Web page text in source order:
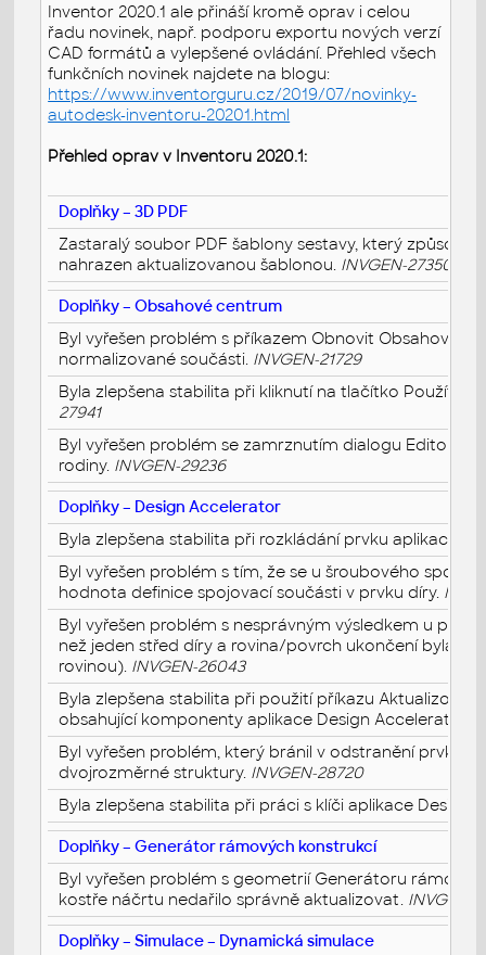
Inventor 2020.1 ale přináší kromě oprav i celou
řadu novinek, např. podporu exportu nových verzí
CAD formátů a vylepšené ovládání. Přehled všech
funkčních novinek najdete na blogu:
https://www.inventorguru.cz/2019/07/novinky-
autodesk-inventoru-20201.html
Přehled oprav v Inventoru 2020.1:
Doplňky – 3D PDF
Zastaralý soubor PDF šablony sestavy, který
nahrazen aktualizovanou šablonou. INVGEN-27350
Doplňky – Obsahové centrum
Byl vyřešen problém s příkazem Obnovit
normalizované součásti. INVGEN-21729
Byla zlepšena stabilita při kliknutí na tlačítko Použít v
27941
Byl vyřešen problém se zamrznutím dialogu Editoru
rodiny. INVGEN-29236
Doplňky – Design Accelerator
Byla zlepšena stabilita při rozkládání prvku aplikace
Byl vyřešen problém s tím, že se u šroubového spoje
hodnota definice spojovací součásti v prvku díry.
Byl vyřešen problém s nesprávným výsledkem u
než jeden střed díry a rovina/povrch ukončení byla
rovinou). INVGEN-26043
Byla zlepšena stabilita při použití příkazu
obsahující komponenty aplikace Design Accelerator.
Byl vyřešen problém, který bránil v odstranění prvků
dvojrozměrné struktury. INVGEN-28720
Byla zlepšena stabilita při práci s klíči aplikace Design
Doplňky – Generátor rámových konstrukcí
Byl vyřešen problém s geometrií Generátoru
kostře náčrtu nedařilo správně aktualizovat. INVGEN-
Doplňky – Simulace – Dynamická simulace